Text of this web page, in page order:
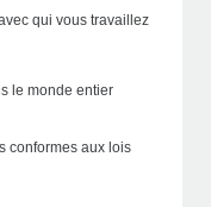
qui vous travaillez
le monde entier
conformes aux lois